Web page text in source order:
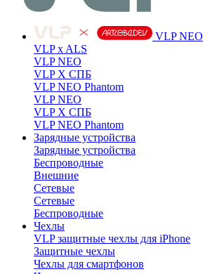
VLP NEO
VLP x ALS
VLP NEO
VLP X СПБ
VLP NEO Phantom
VLP NEO
VLP X СПБ
VLP NEO Phantom
Зарядные устройства
Зарядные устройства
Беспроводные
Внешние
Сетевые
Сетевые
Беспроводные
Чехлы
VLP защитные чехлы для iPhone
Защитные чехлы
Чехлы для смартфонов